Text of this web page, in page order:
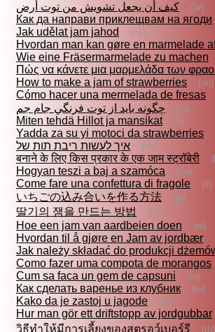
كيف أن يجعل تشويش من توت أرض (ar)
Как да направи приклещвам на ягоди
Jak udělat jam jahod (cs)
Hvordan man kan gøre en marmelade
Wie eine Fräsermarmelade zu machen
Πώς να κάνετε μια μαρμελάδα των
How to make a jam of strawberries (en)
Cómo hacer una mermelada de fresas
چگونه بايد از توت فرنگي جام جم (fa)
Miten tehdä Hillot ja mansikat (fi)
Yadda za su yi motoci da strawberries
איך לעשות ריבת תות של (he)
बनाने के लिए किस प्रकार के एक जाम स्ट्रॉबेरी
Hogyan teszi a baj a szamóca (hu)
Come fare una confettura di fragole (it)
いちごの込み合いを作る方法 (ja)
딸기의 잼을 만드는 방법 (ko)
Hoe een jam van aardbeien doen (nl)
Hvordan til å gjøre en Jam av jordbær
Jak należy składać do produkcji
Como fazer uma compota de morangos
Cum sa faca un gem de capsuni (ro)
Как сделать варенье из клубник (ru)
Kako da je zastoj u jagode (sr)
Hur man gör ett driftstopp av jordgubbar
วิธีทำให้มีการเลี้ยงของสตรอว์เบอร์รี (th)